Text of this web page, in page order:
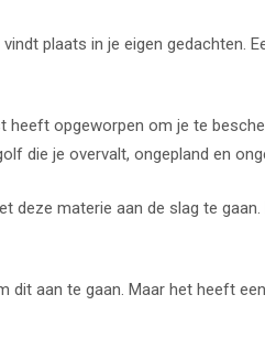
plaats in je eigen gedachten.
heeft opgeworpen om je te
die je overvalt, ongepland en
deze materie aan de slag te gaan.
dit aan te gaan. Maar het heeft